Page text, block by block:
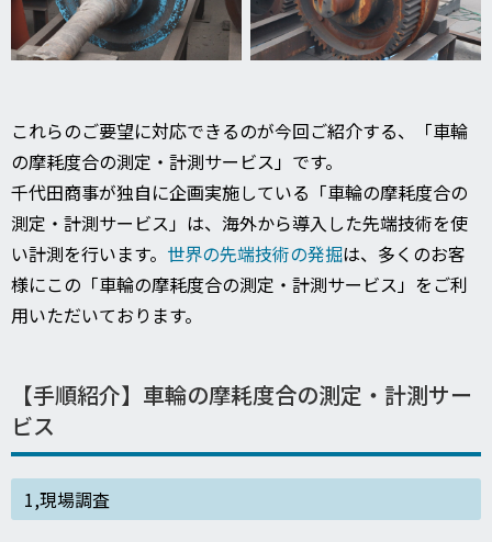
これらのご要望に対応できるのが今回ご紹介する、
「車輪
の摩耗度合の測定・計測サービス」 です。
千代田商事が独自に企画実施している「車輪の摩耗度合の
測定・計測サービス」は、海外から導入した先端技術を使
い計測を行います。 世界の先端技術の発掘は、多くのお客
様にこの「車輪の摩耗度合の測定・計測サービス」をご利
用いただいております。
【手順紹介】車輪の摩耗度合の測定・計測サー
ビス
1,現場調査